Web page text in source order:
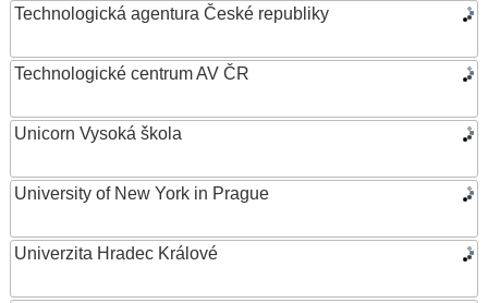
Technologická agentura České republiky
Technologické centrum AV ČR
Unicorn Vysoká škola
University of New York in Prague
Univerzita Hradec Králové